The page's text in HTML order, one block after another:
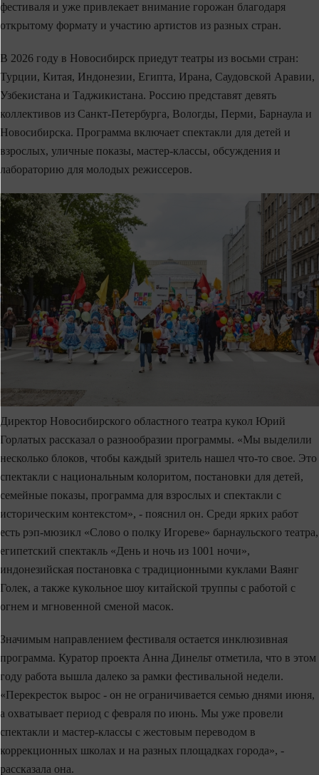
фестиваля и уже привлекает внимание горожан благодаря
открытому формату и участию артистов из разных стран.
В 2026 году в Новосибирск приедут театры из восьми стран:
Турции, Китая, Индонезии, Египта, Ирана, Саудовской Аравии,
Узбекистана и Таджикистана. Россию представят девять
коллективов из Санкт‑Петербурга, Вологды, Перми, Барнаула и
Новосибирска. Программа включает спектакли для детей и
взрослых, уличные показы, мастер‑классы, обсуждения и
лабораторию для молодых режиссеров.
Директор Новосибирского областного театра кукол Юрий
Горлатых рассказал о разнообразии программы. «Мы выделили
несколько блоков, чтобы каждый зритель нашел что-то свое. Это
спектакли с национальным колоритом, постановки для детей,
семейные показы, программа для взрослых и спектакли с
историческим контекстом», - пояснил он. Среди ярких работ
есть рэп-мюзикл «Слово о полку Игореве» барнаульского театра,
египетский спектакль «День и ночь из 1001 ночи»,
индонезийская постановка с традиционными куклами Ваянг
Голек, а также кукольное шоу китайской труппы с работой с
огнем и мгновенной сменой масок.
Значимым направлением фестиваля остается инклюзивная
программа. Куратор проекта Анна Динельт отметила, что в этом
году работа вышла далеко за рамки фестивальной недели.
«Перекресток вырос - он не ограничивается семью днями июня,
а охватывает период с февраля по июнь. Мы уже провели
спектакли и мастер-классы с жестовым переводом в
коррекционных школах и на разных площадках города», -
рассказала она.